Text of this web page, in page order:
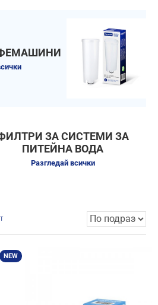
ЗА СИСТЕМИ ЗА
ПИТЕЙНА ВОДА
Разгледай всички
NEW